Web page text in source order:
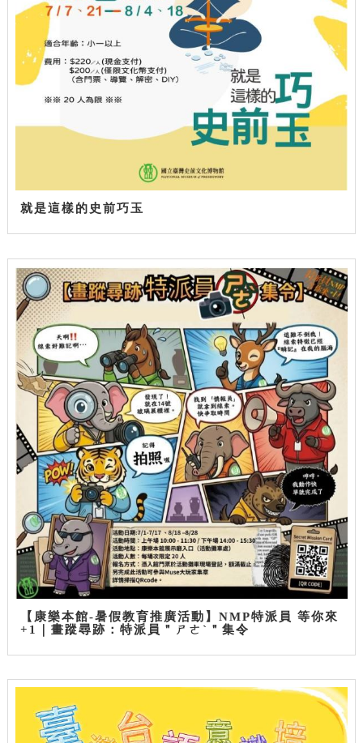
就是這樣的史前巧玉
【康樂本館-暑假教育推廣活動】NMP特派員 等你來
+1｜畫蹤尋跡：特派員＂ㄕㄜˋ＂集令